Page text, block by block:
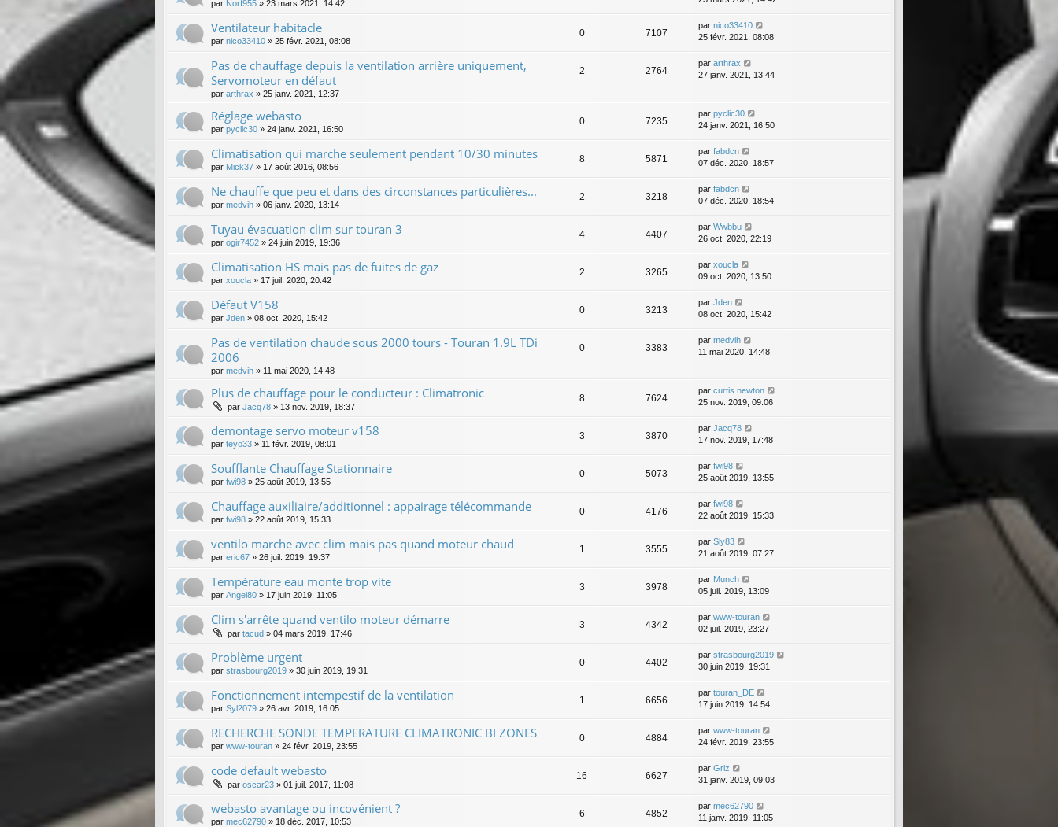
par Norf955 » 23 mars 2021, 14:42
Ventilateur habitacle
par nico33410 » 25 févr. 2021, 08:08
0 7107
par nico33410
25 févr. 2021, 08:08
Pas de chauffage depuis la ventilation arrière uniquement,
Servomoteur en défaut
par arthrax » 25 janv. 2021, 12:37
2 2764
par arthrax
27 janv. 2021, 13:44
Réglage webasto
par pyclic30 » 24 janv. 2021, 16:50
0 7235
par pyclic30
24 janv. 2021, 16:50
Climatisation qui marche seulement pendant 10/30 minutes
par Mick37 » 17 août 2016, 08:56
8 5871
par fabdcn
07 déc. 2020, 18:57
Ne chauffe que peu et dans des circonstances particulières...
par medvih » 06 janv. 2020, 13:14
2 3218
par fabdcn
07 déc. 2020, 18:54
Tuyau évacuation clim sur touran 3
par ogir7452 » 24 juin 2019, 19:36
4 4407
par Wwbbu
26 oct. 2020, 22:19
Climatisation HS mais pas de fuites de gaz
par xoucla » 17 juil. 2020, 20:42
2 3265
par xoucla
09 oct. 2020, 13:50
Défaut V158
par Jden » 08 oct. 2020, 15:42
0 3213
par Jden
08 oct. 2020, 15:42
Pas de ventilation chaude sous 2000 tours - Touran 1.9L TDi
2006
par medvih » 11 mai 2020, 14:48
0 3383
par medvih
11 mai 2020, 14:48
Plus de chauffage pour le conducteur : Climatronic
par Jacq78 » 13 nov. 2019, 18:37
8 7624
par curtis newton
25 nov. 2019, 09:06
demontage servo moteur v158
par teyo33 » 11 févr. 2019, 08:01
3 3870
par Jacq78
17 nov. 2019, 17:48
Soufflante Chauffage Stationnaire
par fwi98 » 25 août 2019, 13:55
0 5073
par fwi98
25 août 2019, 13:55
Chauffage auxiliaire/additionnel : appairage télécommande
par fwi98 » 22 août 2019, 15:33
0 4176
par fwi98
22 août 2019, 15:33
ventilo marche avec clim mais pas quand moteur chaud
par eric67 » 26 juil. 2019, 19:37
1 3555
par Sly83
21 août 2019, 07:27
Température eau monte trop vite
par Angel80 » 17 juin 2019, 11:05
3 3978
par Munch
05 juil. 2019, 13:09
Clim s'arrête quand ventilo moteur démarre
par tacud » 04 mars 2019, 17:46
3 4342
par www-touran
02 juil. 2019, 23:27
Problème urgent
par strasbourg2019 » 30 juin 2019, 19:31
0 4402
par strasbourg2019
30 juin 2019, 19:31
Fonctionnement intempestif de la ventilation
par Syl2079 » 26 avr. 2019, 16:05
1 6656
par touran_DE
17 juin 2019, 14:54
RECHERCHE SONDE TEMPERATURE CLIMATRONIC BI ZONES
par www-touran » 24 févr. 2019, 23:55
0 4884
par www-touran
24 févr. 2019, 23:55
code default webasto
par oscar23 » 01 juil. 2017, 11:08
16 6627
par Griz
31 janv. 2019, 09:03
webasto avantage ou incovénient ?
par mec62790 » 18 déc. 2017, 10:53
6 4852
par mec62790
11 janv. 2019, 11:05